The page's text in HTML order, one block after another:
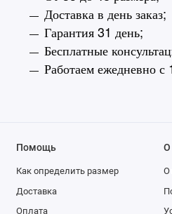
Доставка в день заказ;
Гарантия 31 день;
Бесплатные
Работаем ежедневно
Помощь
Как определить размер
Доставка
Оплата
О
О